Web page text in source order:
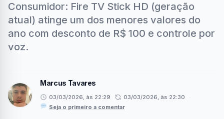
Consumidor: Fire TV Stick HD (geração
atual) atinge um dos menores valores do
ano com desconto de R$ 100 e controle por
voz.
Marcus Tavares
03/03/2026, às 22:29 03/03/2026, às 22:30
·
Seja o primeiro a comentar